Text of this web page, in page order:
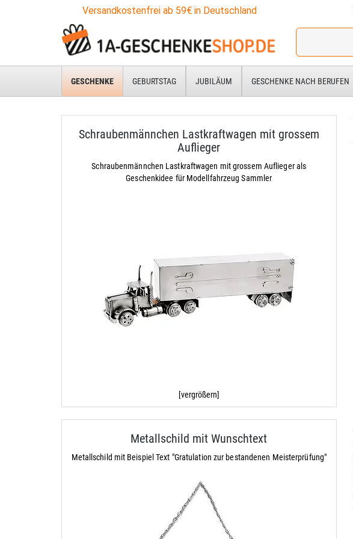
Versandkostenfrei ab 59€ in Deutschland
Ich
für:
GESCHENKE GEBURTSTAG JUBILÄUM GESCHENKE NACH BERUFEN
Schraubenmännchen Lastkraftwagen mit grossem
Auflieger
Schraubenmännchen Lastkraftwagen mit grossem Auflieger als
Geschenkidee für Modellfahrzeug Sammler
[vergrößern]
Metallschild mit Wunschtext
Metallschild mit Beispiel Text "Gratulation zur bestandenen Meisterprüfung"